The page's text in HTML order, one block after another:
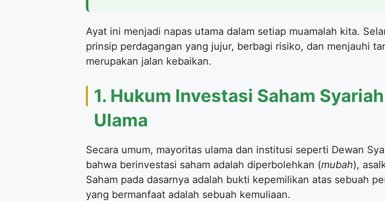
Ayat ini menjadi napas utama dalam setiap muamalah kita.
prinsip perdagangan yang jujur, berbagi risiko, dan menjauhi
merupakan jalan kebaikan.
1. Hukum Investasi Saham
Ulama
Secara umum, mayoritas ulama dan institusi seperti Dewan
bahwa berinvestasi saham adalah diperbolehkan (mubah),
Saham pada dasarnya adalah bukti kepemilikan atas sebuah
yang bermanfaat adalah sebuah kemuliaan.